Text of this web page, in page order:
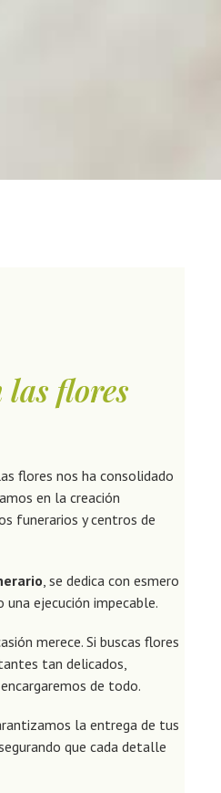
flores
flores nos ha consolidado
en la creación
funerarios y centros de
, se dedica con esmero
ejecución impecable.
merece. Si buscas flores
tan delicados,
de todo.
la entrega de tus
que cada detalle